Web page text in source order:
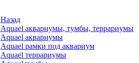
Назад
Aquael аквариумы, тумбы, террариумы
Aquael аквариумы
Aquael рамки под аквариум
Aquael террариумы